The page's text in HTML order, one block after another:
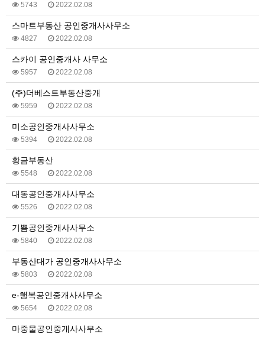
5743 2022.02.08
스마트부동산 공인중개사사무소
4827 2022.02.08
스카이 공인중개사 사무소
5957 2022.02.08
(주)더베스트부동산중개
5959 2022.02.08
미소공인중개사사무소
5394 2022.02.08
황금부동산
5548 2022.02.08
대동공인중개사사무소
5526 2022.02.08
기쁨공인중개사사무소
5840 2022.02.08
부동산대가 공인중개사사무소
5803 2022.02.08
e-행복공인중개사사무소
5654 2022.02.08
마중물공인중개사사무소